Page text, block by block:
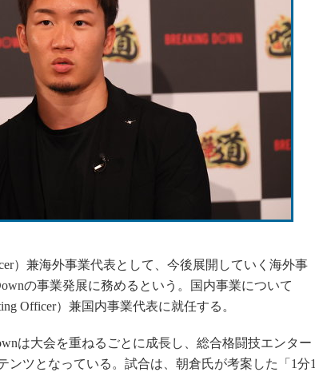
）兼海外事業代表として、今後展開していく海外事
の事業発展に務めるという。国内事業について
Officer）兼国内事業代表に就任する。
は大会を重ねるごとに成長し、総合格闘技エンター
ンツとなっている。試合は、朝倉氏が考案した「1分1